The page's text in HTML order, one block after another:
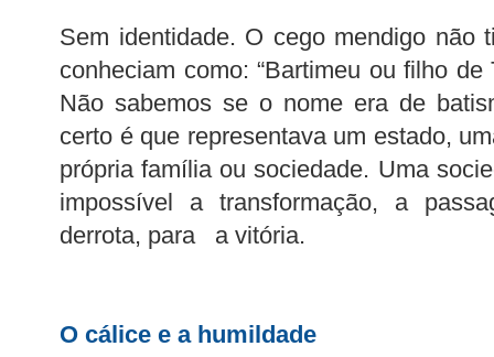
Sem identidade. O cego mendigo não
conheciam como: “Bartimeu ou filho de
Não sabemos se o nome era de
certo é que representava um estado,
própria família ou sociedade. Uma
impossível a transformação, a
derrota, para a vitória.
O cálice e a humildade